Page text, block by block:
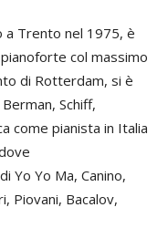
a Trento nel 1975, è
col massimo
di Rotterdam, si è
Schiff,
come pianista in Italia
Yo Yo Ma, Canino,
Piovani, Bacalov,